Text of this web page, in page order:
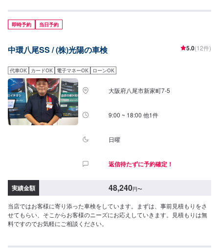
ように心掛けています。ご来店を心よりお待ちしております。
即時予約 当日予約
中環八尾SS / (株)光陽の車検 5.0(12件)
代車OK カードOK 電子マネーOK ローンOK
大阪府八尾市新家町7-5
9:00 ~ 18:00 他1件
日曜
返信待たずに予約確定！
実績金額 48,240円〜
当店ではお客様に寄り添った車検をしています。まずは、事前見積もりをさ
せてもらい、そこからお客様のニーズにお応えしていきます。見積もりは無
料ですのでお気軽にご相談ください。